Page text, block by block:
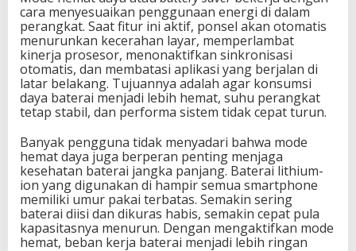
cara menyesuaikan penggunaan energi di dalam
perangkat. Saat fitur ini aktif, ponsel akan otomatis
menurunkan kecerahan layar, memperlambat
kinerja prosesor, menonaktifkan sinkronisasi
otomatis, dan membatasi aplikasi yang berjalan di
latar belakang. Tujuannya adalah agar konsumsi
daya baterai menjadi lebih hemat, suhu perangkat
tetap stabil, dan performa sistem tidak cepat turun.
Banyak pengguna tidak menyadari bahwa mode
hemat daya juga berperan penting menjaga
kesehatan baterai jangka panjang. Baterai lithium-
ion yang digunakan di hampir semua smartphone
memiliki umur pakai terbatas. Semakin sering
baterai diisi dan dikuras habis, semakin cepat pula
kapasitasnya menurun. Dengan mengaktifkan mode
hemat, beban kerja baterai menjadi lebih ringan